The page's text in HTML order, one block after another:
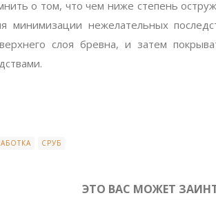
о том, что чем ниже степень
минимизации нежелательных
слоя бревна, и затем
СРУБ
ЭТО ВАС МОЖЕТ